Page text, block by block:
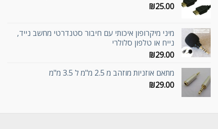
₪25.00
מיני מיקרופון איכותי עם חיבור סטנדרטי מחשב נייד,
נייח או טלפון סלולרי
₪29.00
מתאם אוזניות מוזהב מ 2.5 מ"מ ל 3.5 מ"מ
₪29.00